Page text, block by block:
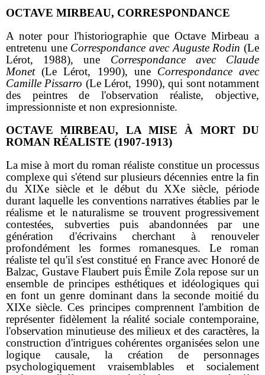
OCTAVE MIRBEAU, CORRESPONDANCE
A noter pour l'historiographie que Octave Mirbeau a
entretenu une Correspondance avec Auguste Rodin (Le
Lérot, 1988), une Correspondance avec Claude
Monet(Le Lérot, 1990), une Correspondance avec
Camille Pissarro (Le Lérot, 1990), qui sont notamment
des peintres de l'observation réaliste, objective,
impressionniste et non expresionniste.
OCTAVE MIRBEAU, LA MISE À MORT DU
ROMAN RÉALISTE (1907-1913)
La mise à mort du roman réaliste constitue un processus
complexe qui s'étend sur plusieurs décennies entre la fin
du XIXe siècle et le début du XXe siècle, période
durant laquelle les conventions narratives établies par le
réalisme et le naturalisme se trouvent progressivement
contestées, subverties puis abandonnées par une
génération d'écrivains cherchant à renouveler
profondément les formes romanesques. Le roman
réaliste tel qu'il s'est constitué en France avec Honoré de
Balzac, Gustave Flaubert puis Émile Zola repose sur un
ensemble de principes esthétiques et idéologiques qui
en font un genre dominant dans la seconde moitié du
XIXe siècle. Ces principes comprennent l'ambition de
représenter fidèlement la réalité sociale contemporaine,
l'observation minutieuse des milieux et des caractères, la
construction d'intrigues cohérentes organisées selon une
logique causale, la création de personnages
psychologiquement vraisemblables et socialement